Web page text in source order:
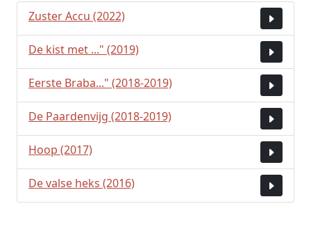
Zuster Accu (2022)
De kist met ..." (2019)
Eerste Braba..." (2018-2019)
De Paardenvijg (2018-2019)
Hoop (2017)
De valse heks (2016)